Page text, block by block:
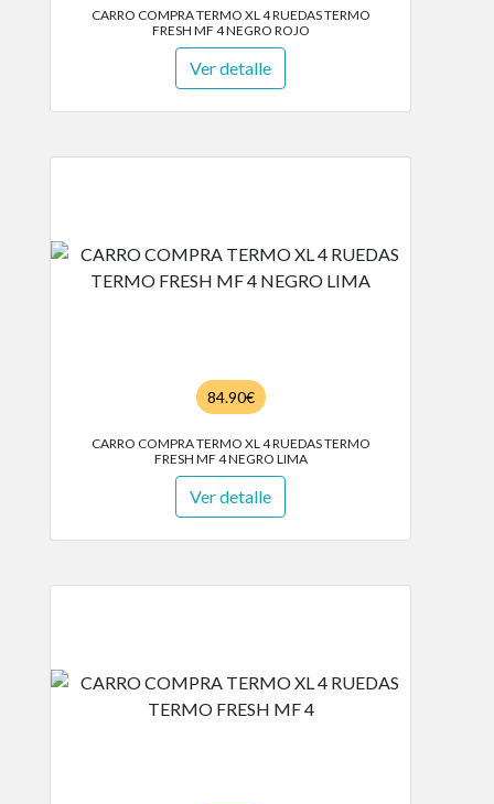
CARRO COMPRA TERMO XL 4 RUEDAS TERMO
FRESH MF 4 NEGRO ROJO
Ver detalle
84.90€
CARRO COMPRA TERMO XL 4 RUEDAS TERMO
FRESH MF 4 NEGRO LIMA
Ver detalle